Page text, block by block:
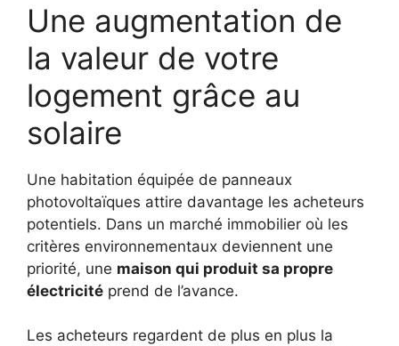
Une augmentation de
la valeur de votre
logement grâce au
solaire
Une habitation équipée de panneaux
photovoltaïques attire davantage les acheteurs
potentiels. Dans un marché immobilier où les
critères environnementaux deviennent une
priorité, une maison qui produit sa propre
électricité prend de l’avance.
Les acheteurs regardent de plus en plus la